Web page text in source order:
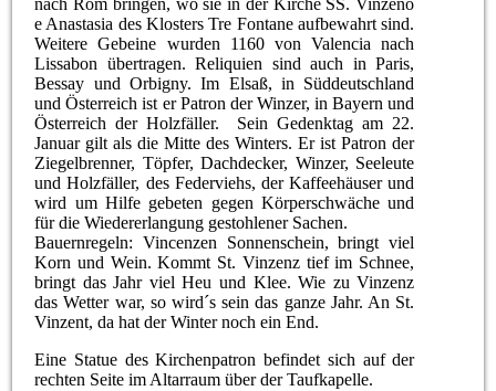
nach Rom bringen, wo sie in der Kirche SS. Vinzeno
e Anastasia des Klosters Tre Fontane aufbewahrt sind.
Weitere Gebeine wurden 1160 von Valencia nach
Lissabon übertragen. Reliquien sind auch in Paris,
Bessay und Orbigny. Im Elsaß, in Süddeutschland
und Österreich ist er Patron der Winzer, in Bayern und
Österreich der Holzfäller. Sein Gedenktag am 22.
Januar gilt als die Mitte des Winters. Er ist Patron der
Ziegelbrenner, Töpfer, Dachdecker, Winzer, Seeleute
und Holzfäller, des Federviehs, der Kaffeehäuser und
wird um Hilfe gebeten gegen Körperschwäche und
für die Wiedererlangung gestohlener Sachen.
Bauernregeln: Vincenzen Sonnenschein, bringt viel
Korn und Wein. Kommt St. Vinzenz tief im Schnee,
bringt das Jahr viel Heu und Klee. Wie zu Vinzenz
das Wetter war, so wird´s sein das ganze Jahr. An St.
Vinzent, da hat der Winter noch ein End.
Eine Statue des Kirchenpatron befindet sich auf der
rechten Seite im Altarraum über der Taufkapelle.